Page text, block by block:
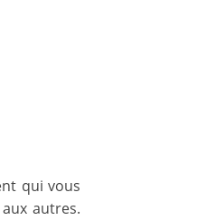
qui vous
autres.